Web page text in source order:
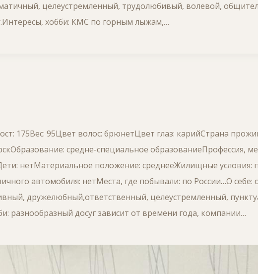
целеустремленный, трудолюбивый, волевой,
хобби: КМС по горным лыжам,…
175Вес: 95Цвет волос: брюнетЦвет глаз: карийСтрана
средне-специальное образованиеПрофессия,
нетМатериальное положение: среднееЖилищные условия:
автомобиля: нетМеста, где побывали: по России…О
дружелюбный,ответственный, целеустремленный,
разнообразный досуг зависит от времени года, компании…